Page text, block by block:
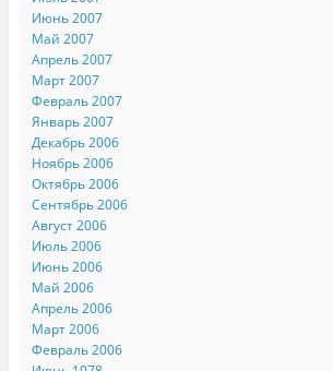
Июнь 2007
Май 2007
Апрель 2007
Март 2007
Февраль 2007
Январь 2007
Декабрь 2006
Ноябрь 2006
Октябрь 2006
Сентябрь 2006
Август 2006
Июль 2006
Июнь 2006
Май 2006
Апрель 2006
Март 2006
Февраль 2006